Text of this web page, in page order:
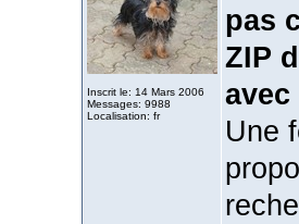
Inscrit le: 14 Mars 2006
Messages: 9988
Localisation: fr
pas
ZIP
Une